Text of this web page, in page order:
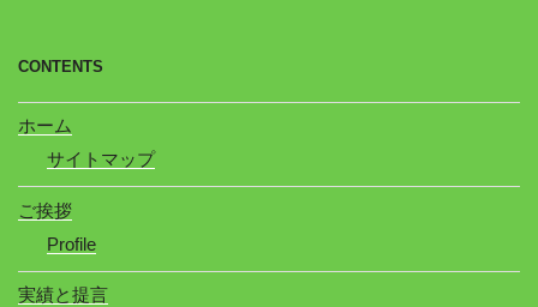
CONTENTS
ホーム
サイトマップ
ご挨拶
Profile
実績と提言